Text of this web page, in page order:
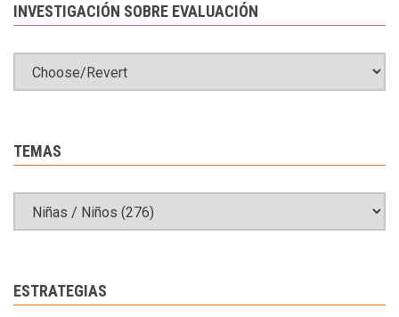
INVESTIGACIÓN SOBRE EVALUACIÓN
TEMAS
ESTRATEGIAS